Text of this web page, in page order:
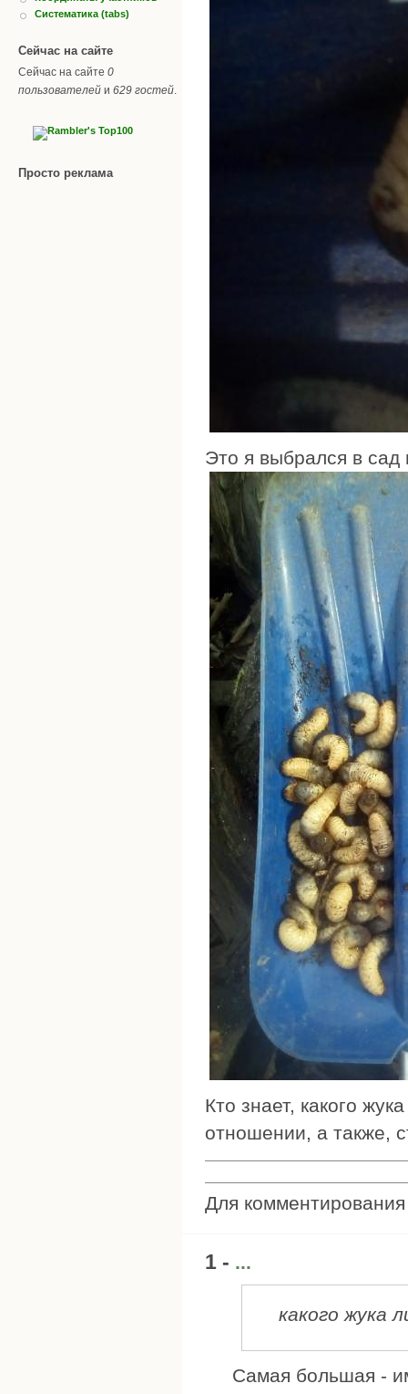
Систематика (tabs)
Сейчас на сайте
Сейчас на сайте 0
пользователей и 629 гостей
Просто реклама
Это я выбрался в сад
Кто знает, какого
отношении, а также,
Для
1 - ...
какого жука
Самая большая -